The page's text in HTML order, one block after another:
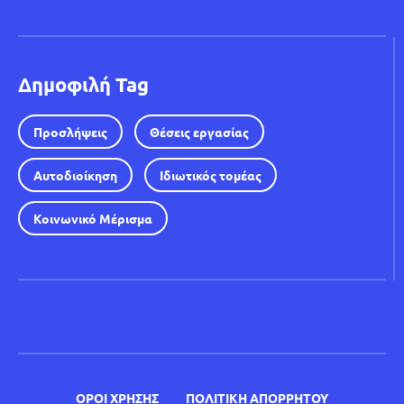
ΟΡΟΙ ΧΡΗΣΗΣ ΠΟΛΙΤΙΚΗ ΑΠΟΡΡΗΤΟΥ
Δημοφιλή Tag
Προσλήψεις Θέσεις εργασίας
Αυτοδιοίκηση Ιδιωτικός τομέας
Κοινωνικό Μέρισμα